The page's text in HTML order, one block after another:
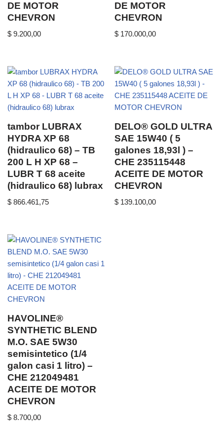
DE MOTOR
CHEVRON
$ 9.200,00
DE MOTOR
CHEVRON
$ 170.000,00
tambor LUBRAX
HYDRA XP 68
(hidraulico 68) – TB
200 L H XP 68 –
LUBR T 68 aceite
(hidraulico 68) lubrax
$ 866.461,75
DELO® GOLD ULTRA
SAE 15W40 ( 5
galones 18,93l ) –
CHE 235115448
ACEITE DE MOTOR
CHEVRON
$ 139.100,00
HAVOLINE®
SYNTHETIC BLEND
M.O. SAE 5W30
semisintetico (1/4
galon casi 1 litro) –
CHE 212049481
ACEITE DE MOTOR
CHEVRON
$ 8.700,00